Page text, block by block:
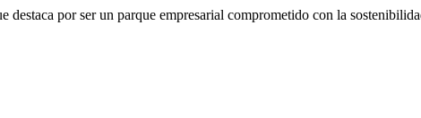
por ser un parque empresarial comprometido con la